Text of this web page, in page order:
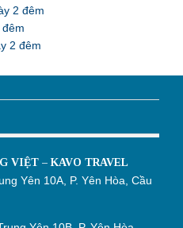
2 đêm
2 đêm
VIỆT – KAVO TRAVEL
Yên 10A, P. Yên Hòa, Cầu